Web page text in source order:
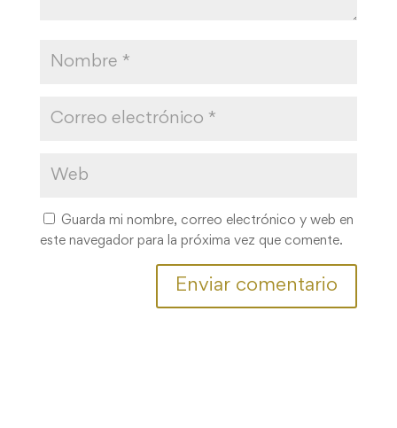
Guarda mi nombre, correo electrónico y web en
este navegador para la próxima vez que comente.